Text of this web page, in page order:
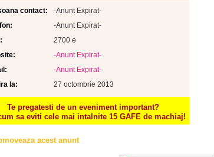
contact:
-Anunt Expirat-
-Anunt Expirat-
2700 e
-Anunt Expirat-
-Anunt Expirat-
la:
27 octombrie 2013
Te pregatesti de un eveniment important?
sa eviti cele mai intalnite 15 GAFE de machiaj!
acest anunt